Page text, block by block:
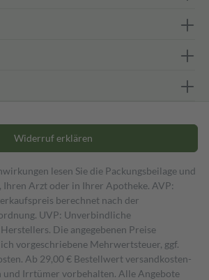
Widerruf erklären
lesen Sie die Packungsbeilage und
Ihren Arzt oder in Ihrer Apotheke. AVP:
berechnet nach der
UVP: Unverbindliche
Die angegebenen Preise
vorgeschriebene Mehrwertsteuer, ggf.
Ab 29,00 € Bestell­wert versand­kosten­
und Irrtümer vorbehalten. Alle Angebote